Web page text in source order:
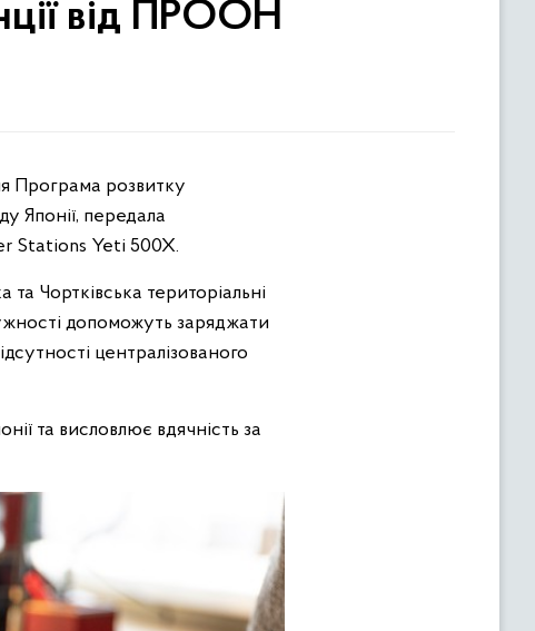
від ПРООН
Японії, передала
Stations Yeti 500X.
Чортківська територіальні
допоможуть заряджати
централізованого
та висловлює вдячність за